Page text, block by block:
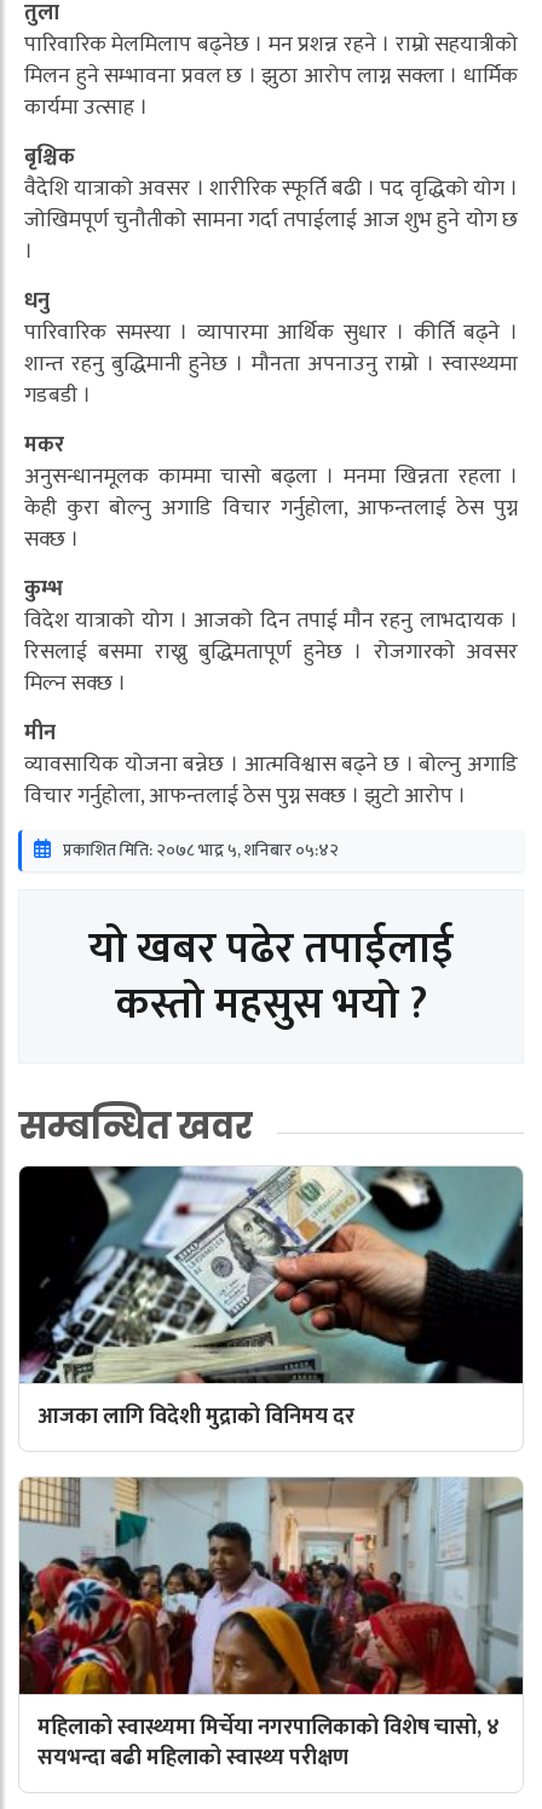
तुला
पारिवारिक मेलमिलाप बढ्नेछ । मन प्रशन्न रहने । राम्रो सहयात्रीको
मिलन हुने सम्भावना प्रवल छ । झुठा आरोप लाग्न सक्ला । धार्मिक
कार्यमा उत्साह ।
बृश्चिक
वैदेशि यात्राको अवसर । शारीरिक स्फूर्ति बढी । पद वृद्धिको योग ।
जोखिमपूर्ण चुनौतीको सामना गर्दा तपाईलाई आज शुभ हुने योग छ
।
धनु
पारिवारिक समस्या । व्यापारमा आर्थिक सुधार । कीर्ति बढ्ने ।
शान्त रहनु बुद्धिमानी हुनेछ । मौनता अपनाउनु राम्रो । स्वास्थ्यमा
गडबडी ।
मकर
अनुसन्धानमूलक काममा चासाे बढ्ला । मनमा खिन्नता रहला ।
केही कुरा बोल्नु अगाडि विचार गर्नुहोला, आफन्तलाई ठेस पुग्न
सक्छ ।
कुम्भ
विदेश यात्राको योग । आजको दिन तपाई माैन रहनु लाभदायक ।
रिसलाई बसमा राख्नु बुद्धिमतापूर्ण हुनेछ । रोजगारकाे अवसर
मिल्न सक्छ ।
मीन
व्यावसायिक योजना बन्नेछ । आत्मविश्वास बढ्ने छ । बोल्नु अगाडि
विचार गर्नुहोला, आफन्तलाई ठेस पुग्न सक्छ । झुटो आरोप ।
प्रकाशित मिति: २०७८ भाद्र ५, शनिबार ०५:४२
यो खबर पढेर तपाईलाई
कस्तो महसुस भयो ?
सम्बन्धित खवर
आजका लागि विदेशी मुद्राको विनिमय दर
महिलाको स्वास्थ्यमा मिर्चेया नगरपालिकाको विशेष चासो, ४
सयभन्दा बढी महिलाको स्वास्थ्य परीक्षण